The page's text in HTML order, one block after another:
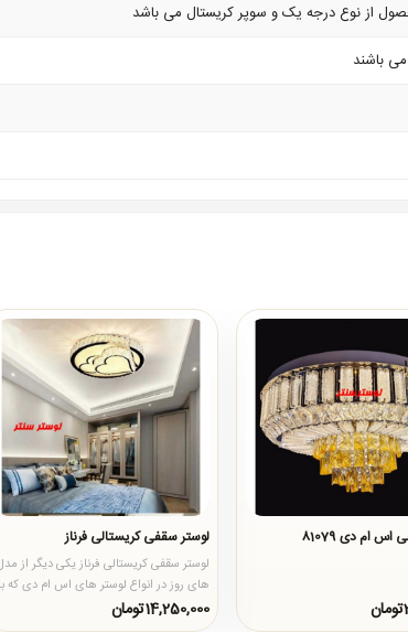
از نوع درجه یک و سوپر کریستال می باشد
ام دی 81079 لوستر سقفی کریستالی فرناز
لوستر سقفی کریستالی فرناز یکی دیگر از
های روز در انواع لوستر های اس ام دی که با
طراحی زیبا و شیک..
14,250,000تومان